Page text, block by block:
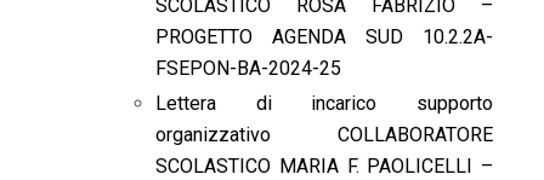
SCOLASTICO ROSA FABRIZIO –
PROGETTO AGENDA SUD 10.2.2A-
FSEPON-BA-2024-25
Lettera di incarico supporto
organizzativo COLLABORATORE
SCOLASTICO MARIA F. PAOLICELLI –